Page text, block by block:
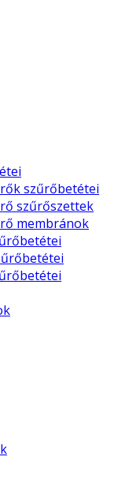
szűrőbetétei
szűrőszettek
membránok